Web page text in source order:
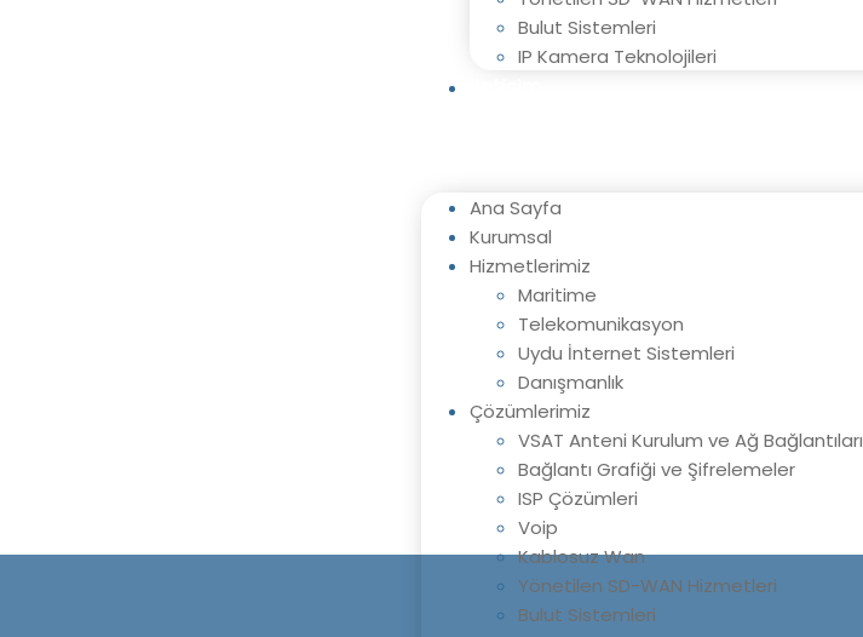
Bulut Sistemleri
IP Kamera Teknolojileri
Ana Sayfa
Kurumsal
Hizmetlerimiz
Maritime
Telekomunikasyon
Uydu İnternet Sistemleri
Danışmanlık
Çözümlerimiz
VSAT Anteni Kurulum ve Ağ Bağlantıları
Bağlantı Grafiği ve Şifrelemeler
ISP Çözümleri
Voip
Kablosuz Wan
Yönetilen SD-WAN Hizmetleri
Bulut Sistemleri